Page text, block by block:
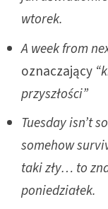
wtorek.
A week from
oznaczający
przyszłości”
Tuesday isn’t
somehow
taki zły… to
poniedziałek.